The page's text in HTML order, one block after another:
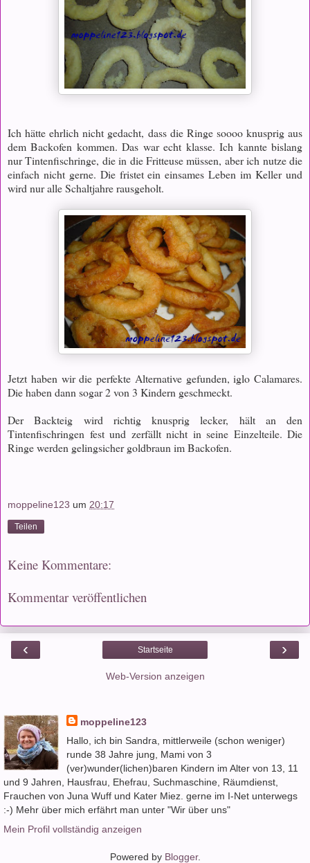
Ich hätte ehrlich nicht gedacht, dass die Ringe soooo knusprig aus
dem Backofen kommen. Das war echt klasse. Ich kannte bislang
nur Tintenfischringe, die in die Fritteuse müssen, aber ich nutze die
einfach nicht gerne. Die fristet ein einsames Leben im Keller und
wird nur alle Schaltjahre rausgeholt.
Jetzt haben wir die perfekte Alternative gefunden, iglo Calamares.
Die haben dann sogar 2 von 3 Kindern geschmeckt.
Der Backteig wird richtig knusprig lecker, hält an den
Tintenfischringen fest und zerfällt nicht in seine Einzelteile. Die
Ringe werden gelingsicher goldbraun im Backofen.
moppeline123 um 20:17
Teilen
Keine Kommentare:
Kommentar veröffentlichen
‹ ›
Startseite
Web-Version anzeigen
moppeline123
Hallo, ich bin Sandra, mittlerweile (schon weniger)
runde 38 Jahre jung, Mami von 3
(ver)wunder(lichen)baren Kindern im Alter von 13, 11
und 9 Jahren, Hausfrau, Ehefrau, Suchmaschine, Räumdienst,
Frauchen von Juna Wuff und Kater Miez. gerne im I-Net unterwegs
:-) Mehr über mich erfährt man unter "Wir über uns"
Mein Profil vollständig anzeigen
Powered by Blogger.